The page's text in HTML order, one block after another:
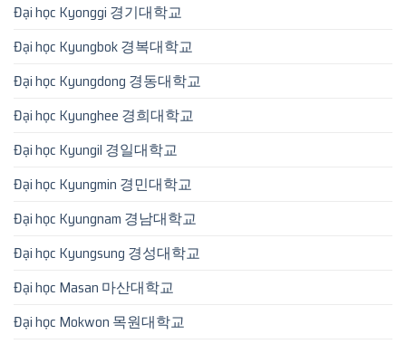
Đại học Kyonggi 경기대학교
Đại học Kyungbok 경복대학교
Đại học Kyungdong 경동대학교
Đại học Kyunghee 경희대학교
Đại học Kyungil 경일대학교
Đại học Kyungmin 경민대학교
Đại học Kyungnam 경남대학교
Đại học Kyungsung 경성대학교
Đại học Masan 마산대학교
Đại học Mokwon 목원대학교